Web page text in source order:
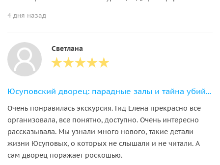
4 дня назад
Светлана
Юсуповский дворец: парадные залы и тайна убийства Распутина
Очень понравилась экскурсия. Гид Елена прекрасно все
организовала, все понятно, доступно. Очень интересно
рассказывала. Мы узнали много нового, такие детали
жизни Юсуповых, о которых не слышали и не читали. А
сам дворец поражает роскошью.